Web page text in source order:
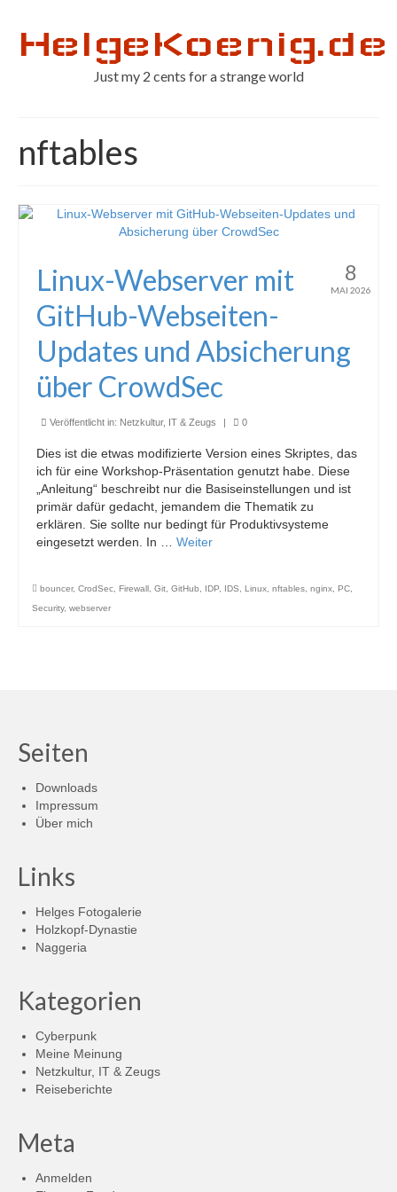
HelgeKoenig.de
Just my 2 cents for a strange world
nftables
8
MAI 2026
Linux-Webserver mit
GitHub-Webseiten-
Updates und Absicherung
über CrowdSec
Veröffentlicht in: Netzkultur, IT & Zeugs | 0
Dies ist die etwas modifizierte Version eines Skriptes, das
ich für eine Workshop-Präsentation genutzt habe. Diese
„Anleitung“ beschreibt nur die Basiseinstellungen und ist
primär dafür gedacht, jemandem die Thematik zu
erklären. Sie sollte nur bedingt für Produktivsysteme
eingesetzt werden. In … Weiter
bouncer, CrodSec Firewall Git GitHub IDP IDS Linux nftables nginx PC
Security, webserver
Seiten
Downloads
Impressum
Über mich
Links
Helges Fotogalerie
Holzkopf-Dynastie
Naggeria
Kategorien
Cyberpunk
Meine Meinung
Netzkultur, IT & Zeugs
Reiseberichte
Meta
Anmelden